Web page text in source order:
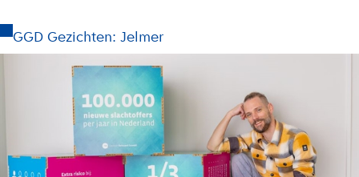
GGD Gezichten: Jelmer